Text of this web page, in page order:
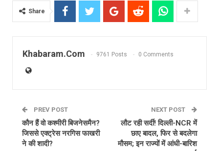
Share
Khabaram.Com 9761 Posts 0 Comments
PREV POST
कौन हैं वो कश्मीरी बिजनेसमैन?
जिससे एक्ट्रेस नरगिस फाखरी
ने की शादी?
NEXT POST
लौट रही सर्दी! दिल्ली-NCR में
छाए बादल, फिर से बदलेगा
मौसम; इन राज्यों में आंधी-बारिश